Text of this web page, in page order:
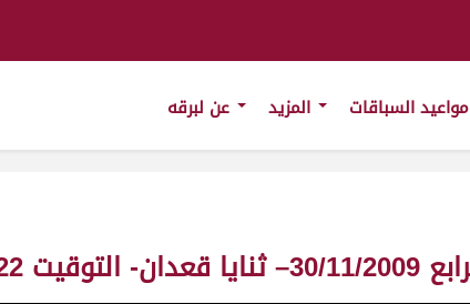
مواعيد السباقات